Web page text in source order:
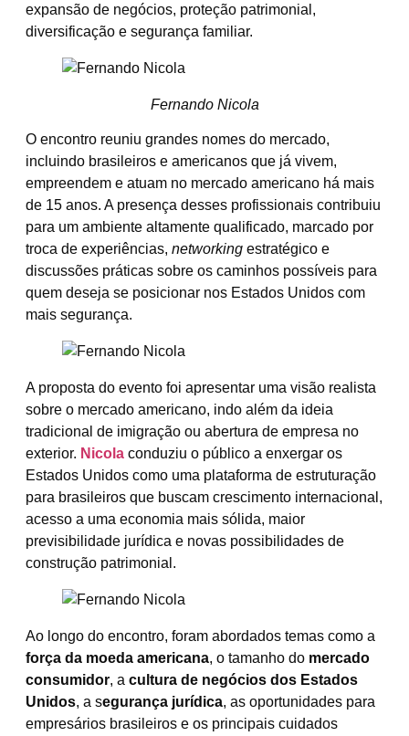
expansão de negócios, proteção patrimonial,
diversificação e segurança familiar.
Fernando Nicola
O encontro reuniu grandes nomes do mercado,
incluindo brasileiros e americanos que já vivem,
empreendem e atuam no mercado americano há mais
de 15 anos. A presença desses profissionais contribuiu
para um ambiente altamente qualificado, marcado por
troca de experiências, networkingestratégico e
discussões práticas sobre os caminhos possíveis para
quem deseja se posicionar nos Estados Unidos com
mais segurança.
A proposta do evento foi apresentar uma visão realista
sobre o mercado americano, indo além da ideia
tradicional de imigração ou abertura de empresa no
exterior. Nicolaconduziu o público a enxergar os
Estados Unidos como uma plataforma de estruturação
para brasileiros que buscam crescimento internacional,
acesso a uma economia mais sólida, maior
previsibilidade jurídica e novas possibilidades de
construção patrimonial.
Ao longo do encontro, foram abordados temas como a
força da moeda americana, o tamanho do mercado
consumidor, a cultura de negócios dos Estados
Unidos, a segurança jurídica, as oportunidades para
empresários brasileiros e os principais cuidados